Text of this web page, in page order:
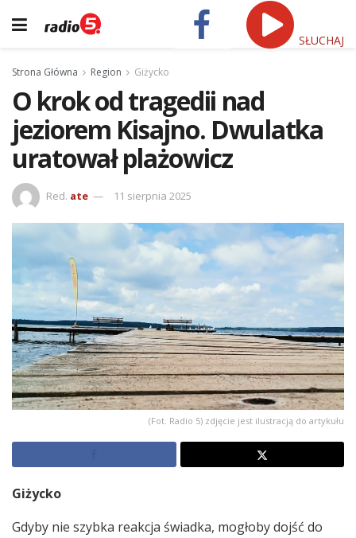
SŁUCHAJ
Strona Główna Region Giżycko
O krok od tragedii nad
jeziorem Kisajno. Dwulatka
uratował plażowicz
Red. ate 11 sierpnia 2025
(Fot. Radio 5) zdjęcie jest ilustracją do artykułu
Giżycko
Gdyby nie szybka reakcja świadka, mogłoby dojść do